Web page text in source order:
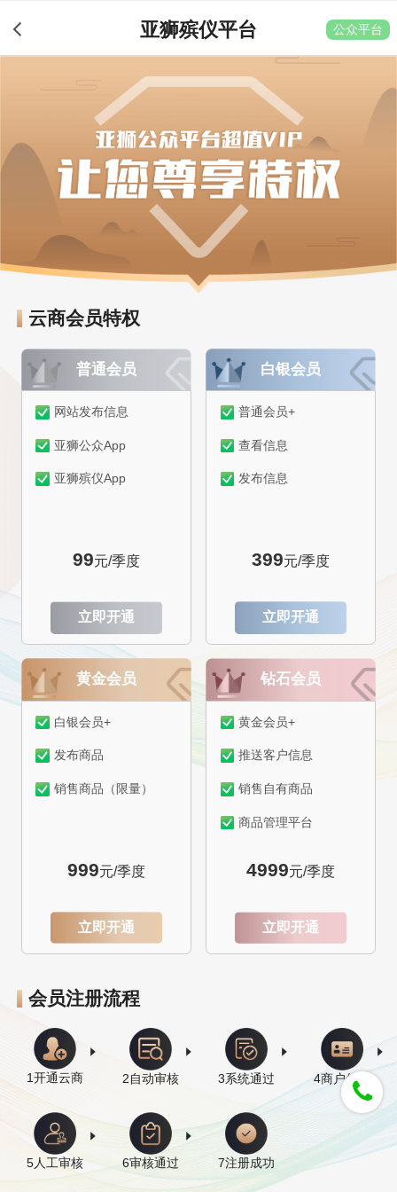
亚狮殡仪平台 公众平台
云商会员特权
普通会员
网站发布信息
亚狮公众App
亚狮殡仪App
99元/季度
立即开通
白银会员
普通会员+
查看信息
发布信息
399元/季度
立即开通
黄金会员
白银会员+
发布商品
销售商品（限量）
999元/季度
立即开通
钻石会员
黄金会员+
推送客户信息
销售自有商品
商品管理平台
4999元/季度
立即开通
会员注册流程
1开通云商 2自动审核 3系统通过 4商户信息
5人工审核 6审核通过 7注册成功